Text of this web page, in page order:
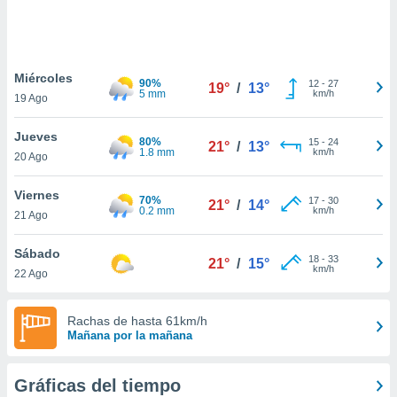
únicos
similares
como
sitio
de
posible
traten tus
en
Para
su
Miércoles
19 Ago
90%
5 mm
19° / 13° 12- 27
km/h
Jueves
20 Ago
80%
1.8 mm
21° / 13° 15- 24
km/h
Viernes
21 Ago
70%
0.2 mm
21° / 14° 17- 30
km/h
Sábado
22 Ago
21° / 15° 18- 33
km/h
Rachas de hasta 61km/h
Mañana por la mañana
Gráficas del tiempo